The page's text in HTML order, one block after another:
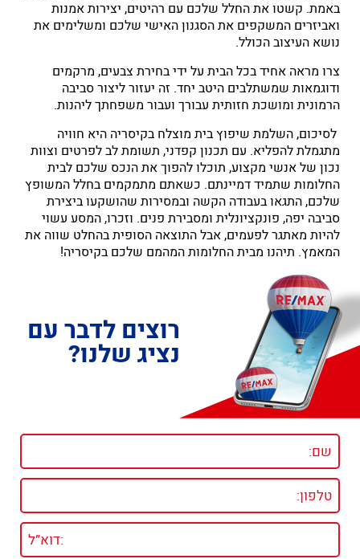
באמת. קשטו את החלל שלכם עם רהיטים, יצירות אמנות
ואביזרים המשקפים את הסגנון האישי שלכם ומשלימים את
נושא העיצוב הכולל.
צרו מראה אחיד בכל הבית על ידי בחירת צבעים, מרקמים
ודוגמאות שמשתלבים היטב יחד. זה יעזור ליצור סביבה
הרמונית ומושכת חזותית עבורך ועבור משפחתך ליהנות.
לסיכום, השלמת שיפוץ בית מוצלח בקיסריה היא חוויה
מתגמלת להפליא. עם תכנון קפדני, תשומת לב לפרטים וצוות
נכון של אנשי מקצוע, תוכלו להפוך את הנכס שלכם לבית
החלומות שתמיד דמיינתם. כשאתם מתמקמים בחלל המשופץ
שלכם, התגאו בעבודה הקשה ובמסירות שהושקעו ביצירת
סביבה יפה, פונקציונלית ומסבירת פנים. וזכרו, המסע עשוי
להיות מאתגר לפעמים, אבל התוצאה הסופית בהחלט שווה את
המאמץ. תיהנו מבית החלומות המהמם שלכם בקיסריה!
רוצים לדבר עם
נציג שלנו?